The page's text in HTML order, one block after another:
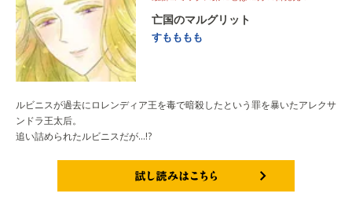
亡国のマルグリット
すもももも
ルビニスが過去にロレンディア王を毒で暗殺したという罪を暴いたアレクサ
ンドラ王太后。
追い詰められたルビニスだが...!?